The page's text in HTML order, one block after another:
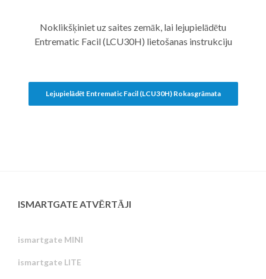
Noklikšķiniet uz saites zemāk, lai lejupielādētu
Entrematic Facil (LCU30H) lietošanas instrukciju
Lejupielādēt Entrematic Facil (LCU30H) Rokasgrāmata
ISMARTGATE ATVĒRTĀJI
ismartgate MINI
ismartgate LITE